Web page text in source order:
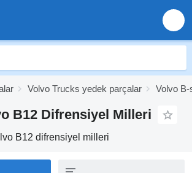
Volvo Trucks yedek parçalar Volvo
B12 Difrensiyel Milleri
B12 difrensiyel milleri